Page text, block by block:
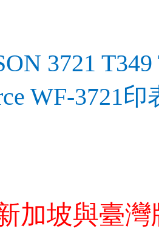
3721
WF-3721
加坡與臺